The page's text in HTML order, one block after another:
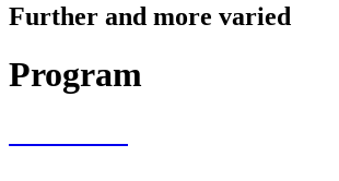
Further and more varied
Program